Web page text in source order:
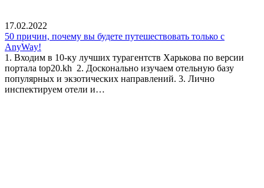
17.02.2022
50 причин, почему вы будете путешествовать только с
AnyWay!
1. Входим в 10-ку лучших турагентств Харькова по версии
портала top20.kh 2. Досконально изучаем отельную базу
популярных и экзотических направлений. 3. Лично
инспектируем отели и…